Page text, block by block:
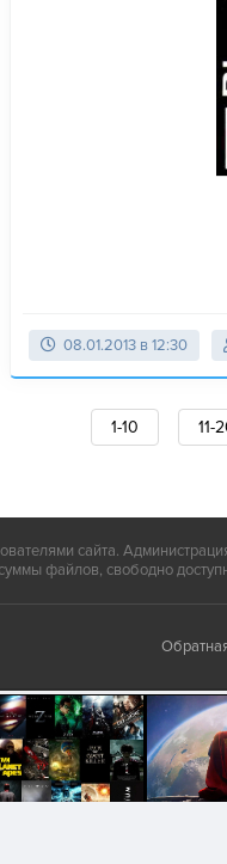
08.01.2013 в 12:30
1-10 11-
сайта.
файлов, свободно